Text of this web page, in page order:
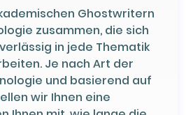
Ghostwritern
zusammen, die sich
in jede Thematik
Je nach Art der
und basierend auf
wir Ihnen eine